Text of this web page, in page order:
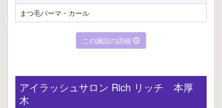
まつ毛パーマ・カール
この施設の詳細
アイラッシュサロン Rich リッチ 本厚
木